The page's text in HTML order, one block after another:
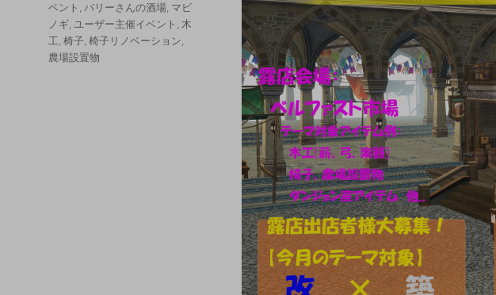
ベント
バリーさんの酒場 マビ
ノギ ユーザー主催イベント
木
工 ,椅子 ,椅子リノベーション
農場設置物